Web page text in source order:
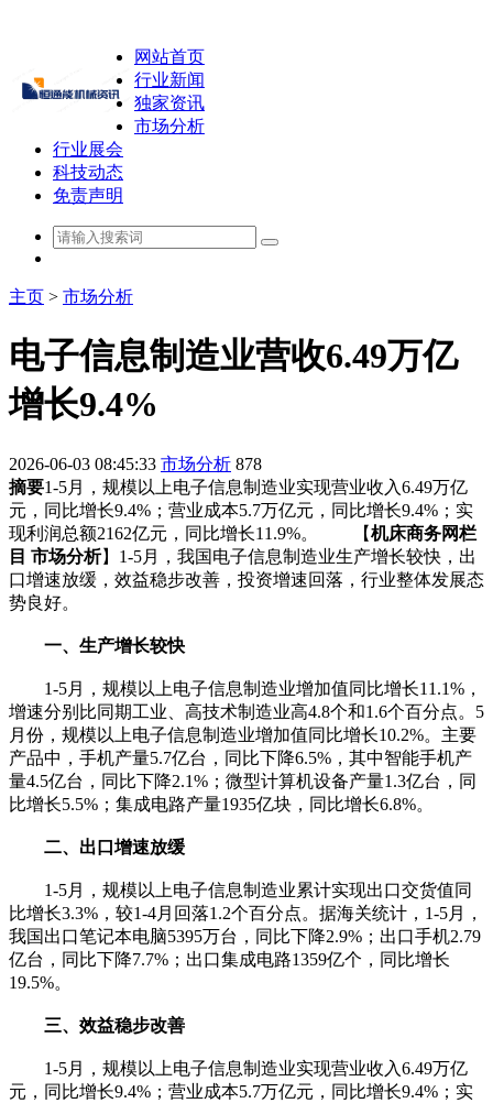
网站首页
行业新闻
独家资讯
市场分析
行业展会
科技动态
免责声明
主页 > 市场分析
电子信息制造业营收6.49万亿
增长9.4%
2026-06-03 08:45:33 市场分析 878
摘要1-5月，规模以上电子信息制造业实现营业收入6.49万亿
元，同比增长9.4%；营业成本5.7万亿元，同比增长9.4%；实
现利润总额2162亿元，同比增长11.9%。 【机床商务网栏
目 市场分析】1-5月，我国电子信息制造业生产增长较快，出
口增速放缓，效益稳步改善，投资增速回落，行业整体发展态
势良好。
一、生产增长较快
1-5月，规模以上电子信息制造业增加值同比增长11.1%，
增速分别比同期工业、高技术制造业高4.8个和1.6个百分点。5
月份，规模以上电子信息制造业增加值同比增长10.2%。主要
产品中，手机产量5.7亿台，同比下降6.5%，其中智能手机产
量4.5亿台，同比下降2.1%；微型计算机设备产量1.3亿台，同
比增长5.5%；集成电路产量1935亿块，同比增长6.8%。
二、出口增速放缓
1-5月，规模以上电子信息制造业累计实现出口交货值同
比增长3.3%，较1-4月回落1.2个百分点。据海关统计，1-5月，
我国出口笔记本电脑5395万台，同比下降2.9%；出口手机2.79
亿台，同比下降7.7%；出口集成电路1359亿个，同比增长
19.5%。
三、效益稳步改善
1-5月，规模以上电子信息制造业实现营业收入6.49万亿
元，同比增长9.4%；营业成本5.7万亿元，同比增长9.4%；实